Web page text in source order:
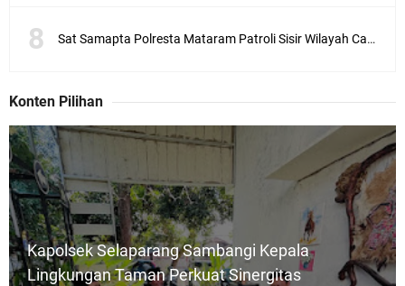
Sat Samapta Polresta Mataram Patroli Sisir Wilayah Cakranegara
Konten Pilihan
Kapolsek Selaparang Sambangi Kepala
Lingkungan Taman Perkuat Sinergitas